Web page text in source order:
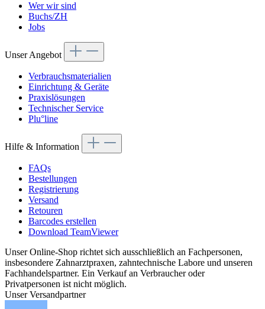
Wer wir sind
Buchs/ZH
Jobs
Unser Angebot
Verbrauchsmaterialien
Einrichtung & Geräte
Praxislösungen
Technischer Service
Plu°line
Hilfe & Information
FAQs
Bestellungen
Registrierung
Versand
Retouren
Barcodes erstellen
Download TeamViewer
Unser Online-Shop richtet sich ausschließlich an Fachpersonen,
insbesondere Zahnarztpraxen, zahntechnische Labore und unseren
Fachhandelspartner. Ein Verkauf an Verbraucher oder
Privatpersonen ist nicht möglich.
Unser Versandpartner